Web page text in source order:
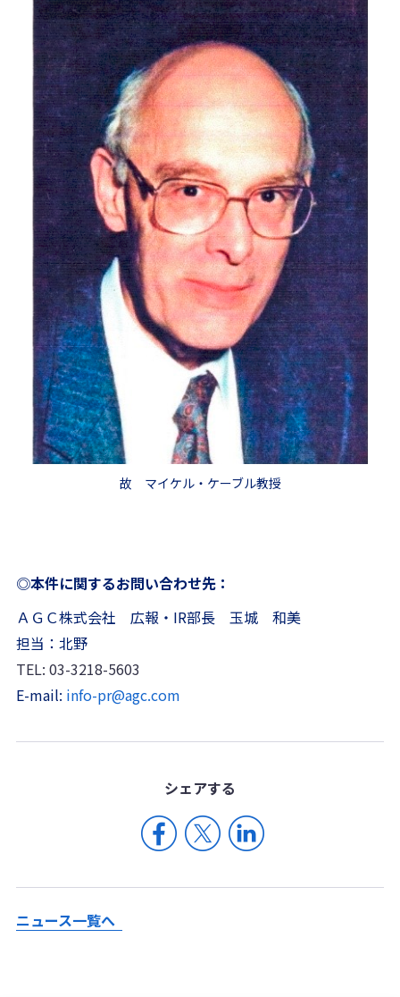
故 マイケル・ケーブル教授
◎本件に関するお問い合わせ先：
ＡＧＣ株式会社 広報・IR部長 玉城 和美
担当：北野
TEL: 03-3218-5603
E-mail: info-pr@agc.com
シェアする
ニュース一覧へ